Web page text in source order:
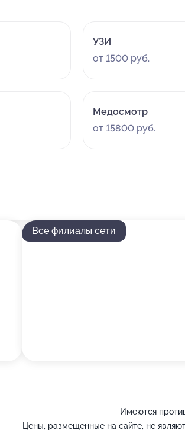
УЗИ
от 1500 руб.
Медосмотр
от 15800 руб.
Все филиалы сети
Имеются
Цены, размещенные на сайте, не